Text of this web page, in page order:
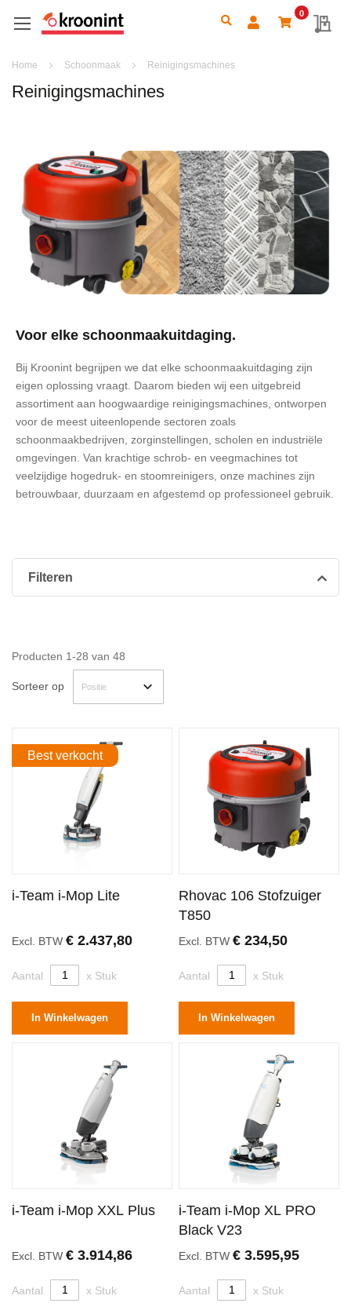
0
Search
Home Schoonmaak Reinigingsmachines
Reinigingsmachines
Voor elke schoonmaakuitdaging.
Bij Kroonint begrijpen we dat elke schoonmaakuitdaging zijn
eigen oplossing vraagt. Daarom bieden wij een uitgebreid
assortiment aan hoogwaardige reinigingsmachines, ontworpen
voor de meest uiteenlopende sectoren zoals
schoonmaakbedrijven, zorginstellingen, scholen en industriële
omgevingen. Van krachtige schrob- en veegmachines tot
veelzijdige hogedruk- en stoomreinigers, onze machines zijn
betrouwbaar, duurzaam en afgestemd op professioneel gebruik.
Producten 1-28 van 48
Sorteer op
Best verkocht
i-Team i-Mop Lite
Excl. BTW € 2.437,80
Aantal x Stuk
In Winkelwagen
Rhovac 106 Stofzuiger
T850
Excl. BTW€ 234,50
Aantal x Stuk
In Winkelwagen
i-Team i-Mop XXL Plus
Excl. BTW € 3.914,86
Aantal x Stuk
i-Team i-Mop XL PRO
Black V23
Excl. BTW€ 3.595,95
Aantal x Stuk
Filteren